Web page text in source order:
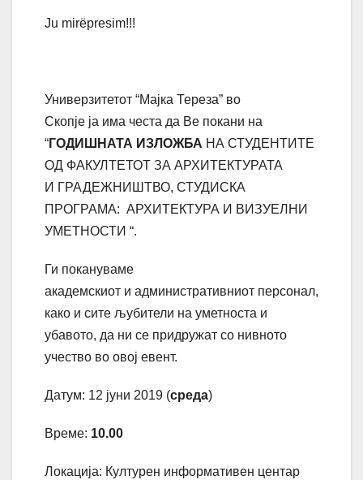
Ju mirëpresim!!!
Универзитетот “Мајка Тереза” во
Скопје ја има честа да Ве покани на
“ГОДИ Ш НАТА ИЗЛОЖБА НА СТУДЕНТИТЕ
ОД ФАКУЛТЕТОТ ЗА АРХИТЕКТУРАТА
И ГРАДЕЖНИШТВО, СТУДИСКА
ПРОГРАМА: АРХИТЕКТУРА И ВИЗУЕЛНИ
УМЕТНОСТИ “.
Ги покануваме
академскиот и административниот персонал,
како и сите љубители на уметноста и
убавото, да ни се придружат со нивното
учество во овој евент.
Датум: 12 јуни 2019 (среда)
Време: 10.00
Локација: Културен информативен центар